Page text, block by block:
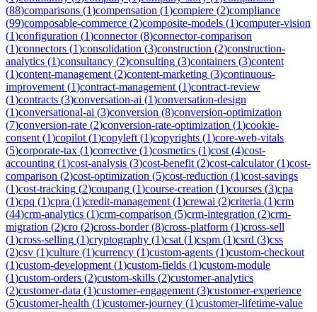
(88)comparisons (1)compensation (1)compiere (2)compliance
(99)composable-commerce (2)composite-models (1)computer-vision
(1)configuration (1)connector(8)connector-comparison
(1)connectors (1)consolidation (3)construction (2)construction-
analytics (1)consultancy (2)consulting (3)containers (3)content
(1)content-management (2)content-marketing (3)continuous-
improvement (1)contract-management (1)contract-review
(1)contracts (3)conversation-ai (1)conversation-design
(1)conversational-ai (3)conversion (8)conversion-optimization
(7)conversion-rate (2)conversion-rate-optimization (1)cookie-
consent (1)copilot (1)copyleft (1)copyrights (1)core-web-vitals
(5)corporate-tax (1)corrective (1)cosmetics (1)cost (4)cost-
accounting (1)cost-analysis (3)cost-benefit (2)cost-calculator(1)cost-
comparison (2)cost-optimization (5)cost-reduction (1)cost-savings
(1)cost-tracking (2)coupang (1)course-creation (1)courses (3)cpa
(1)cpq (1)cpra (1)credit-management (1)crewai (2)criteria (1)crm
(44)crm-analytics (1)crm-comparison (5)crm-integration (2)crm-
migration (2)cro (2)cross-border(8)cross-platform (1)cross-sell
(1)cross-selling (1)cryptography (1)csat (1)cspm (1)csrd (3)css
(2)csv (1)culture (1)currency (1)custom-agents (1)custom-checkout
(1)custom-development (1)custom-fields (1)custom-module
(1)custom-orders (2)custom-skills (2)customer-analytics
(2)customer-data (1)customer-engagement (3)customer-experience
(5)customer-health (1)customer-journey (1)customer-lifetime-value